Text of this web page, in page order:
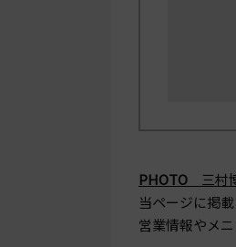
PHOTO 三村
当ページに掲
営業情報やメ